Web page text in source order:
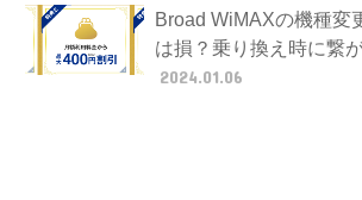
Broad WiMAXの機種変
は損？乗り換え時に繋
2024.01.06